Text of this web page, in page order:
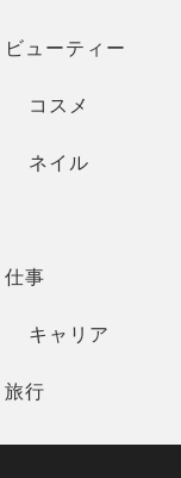
ビューティー
コスメ
ネイル
仕事
キャリア
旅行